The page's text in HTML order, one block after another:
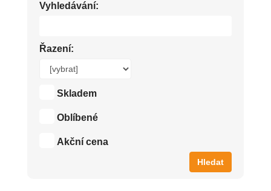
Vyhledávání:
Řazení:
Skladem
Oblíbené
Akční cena
Hledat